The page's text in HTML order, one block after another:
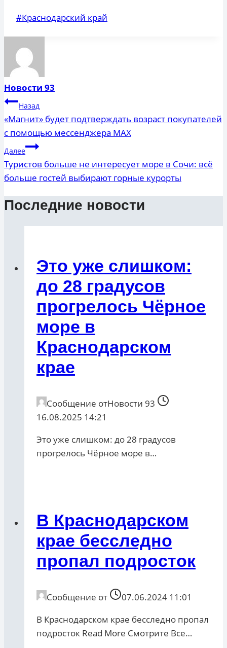
Метки
#Краснодарский край
Новости 93
Навигация
по
записям
Назад
«Магнит» будет подтверждать возраст покупателей
с помощью мессенджера MAX
Далее
Туристов больше не интересует море в Сочи: всё
больше гостей выбирают горные курорты
Последние новости
Это уже слишком:
до 28 градусов
прогрелось Чёрное
море в
Краснодарском
крае
Сообщение отНовости 93
16.08.2025 14:21
Это уже слишком: до 28 градусов
прогрелось Чёрное море в…
В Краснодарском
крае бесследно
пропал подросток
Сообщение от
07.06.2024 11:01
В Краснодарском крае бесследно пропал
подросток ​Read More Смотрите Все…